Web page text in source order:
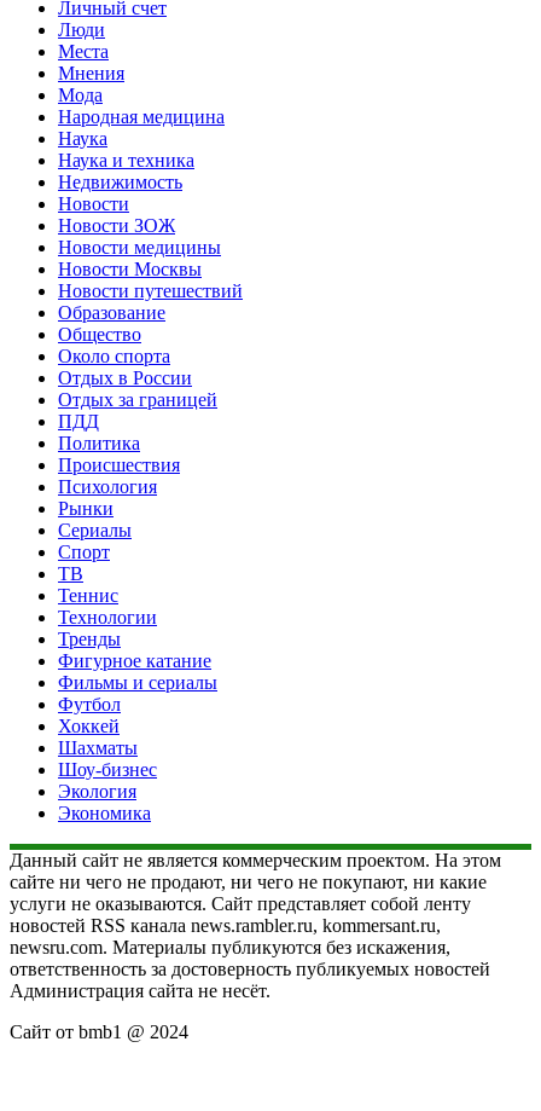
Личный счет
Люди
Места
Мнения
Мода
Народная медицина
Наука
Наука и техника
Недвижимость
Новости
Новости ЗОЖ
Новости медицины
Новости Москвы
Новости путешествий
Образование
Общество
Около спорта
Отдых в России
Отдых за границей
ПДД
Политика
Происшествия
Психология
Рынки
Сериалы
Спорт
ТВ
Теннис
Технологии
Тренды
Фигурное катание
Фильмы и сериалы
Футбол
Хоккей
Шахматы
Шоу-бизнес
Экология
Экономика
Данный сайт не является коммерческим проектом. На этом
сайте ни чего не продают, ни чего не покупают, ни какие
услуги не оказываются. Сайт представляет собой ленту
новостей RSS канала news.rambler.ru, kommersant.ru,
newsru.com. Материалы публикуются без искажения,
ответственность за достоверность публикуемых новостей
Администрация сайта не несёт.
Сайт от bmb1 @ 2024